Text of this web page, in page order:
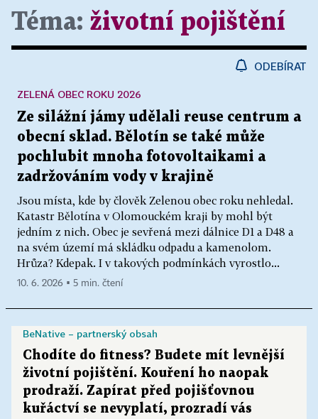
Téma: životní pojištění
ODEBÍRAT
Ze silážní jámy udělali reuse centrum a
obecní sklad. Bělotín se také může
pochlubit mnoha fotovoltaikami a
zadržováním vody v krajině
Jsou místa, kde by člověk Zelenou obec roku nehledal.
Katastr Bělotína v Olomouckém kraji by mohl být
jedním z nich. Obec je sevřená mezi dálnice D1 a D48 a
na svém území má skládku odpadu a kamenolom.
Hrůza? Kdepak. I v takových podmínkách vyrostlo...
ZELENÁ OBEC ROKU 2026
10. 6. 2026 ▪ 5 min. čtení
BeNative – partnerský obsah
Chodíte do fitness? Budete mít levnější
životní pojištění. Kouření ho naopak
prodraží. Zapírat před pojišťovnou
kuřáctví se nevyplatí, prozradí vás